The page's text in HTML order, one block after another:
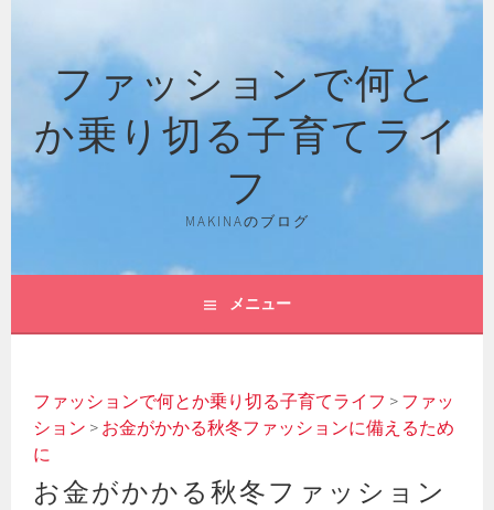
ファッションで何と
か乗り切る子育てライ
フ
MAKINAのブログ
メニュー
ファッションで何とか乗り切る子育てライフ > ファッ
ション > お金がかかる秋冬ファッションに備えるため
に
お金がかかる秋冬ファッション